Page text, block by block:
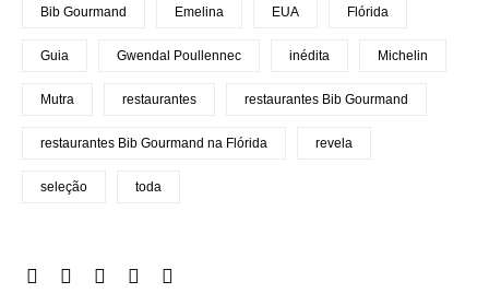
Bib Gourmand Emelina EUA Flórida
Guia Gwendal Poullennec inédita Michelin
Mutra restaurantes restaurantes Bib Gourmand
restaurantes Bib Gourmand na Flórida revela
seleção toda